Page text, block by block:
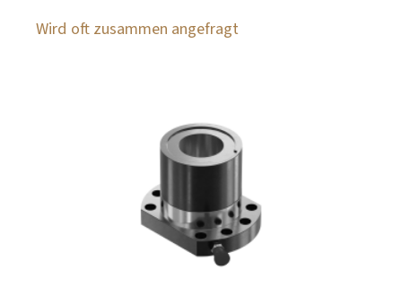
Wird oft zusammen angefragt